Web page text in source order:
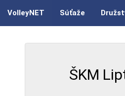
VolleyNET Súťaže
ŠKM